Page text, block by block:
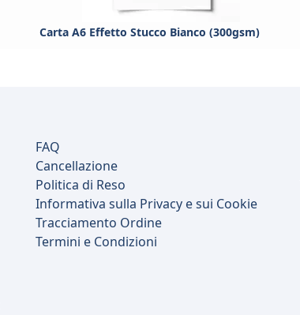
Carta A6 Effetto Stucco Bianco (300gsm)
FAQ
Cancellazione
Politica di Reso
Informativa sulla Privacy e sui Cookie
Tracciamento Ordine
Termini e Condizioni